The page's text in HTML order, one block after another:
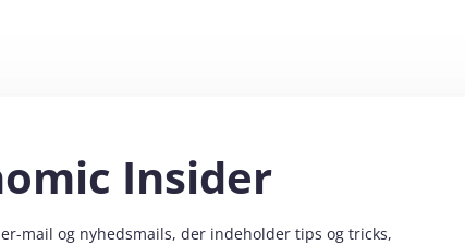
Insider
mail og nyhedsmails, der indeholder tips og tricks,